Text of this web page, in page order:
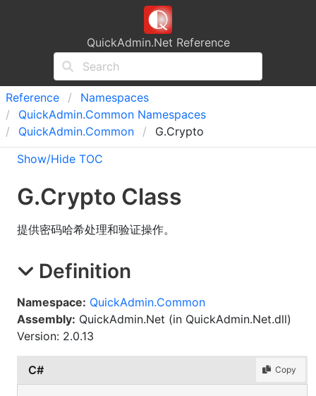
QuickAdmin.Net Reference
Reference
Namespaces
QuickAdmin.Common Namespaces
QuickAdmin.Common
G.Crypto
Show/Hide TOC
G.Crypto Class
提供密码哈希处理和验证操作。
Definition
Namespace: QuickAdmin.Common
Assembly: QuickAdmin.Net (in QuickAdmin.Net.dll)
Version: 2.0.13
C# Copy